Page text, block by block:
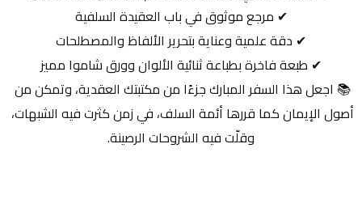
✔ مرجع موثوق في باب العقيدة السلفية
✔ دقة علمية وعناية بتحرير الألفاظ والمصطلحات
✔ طبعة فاخرة بطباعة ثنائية الألوان وورق شاموا مميز
وقلّت فيه الشروحات الرصينة.